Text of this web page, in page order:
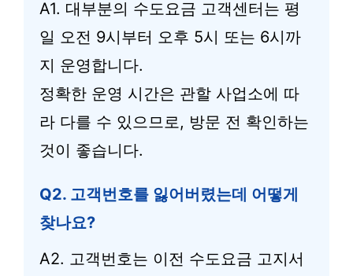
A1. 대부분의 수도요금 고객센터는 평
일 오전 9시부터 오후 5시 또는 6시까
지 운영합니다.
정확한 운영 시간은 관할 사업소에 따
라 다를 수 있으므로, 방문 전 확인하는
것이 좋습니다.
Q2. 고객번호를 잃어버렸는데 어떻게
찾나요?
A2. 고객번호는 이전 수도요금 고지서